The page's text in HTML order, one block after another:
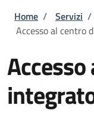
Briciole
Home / Servizi /
Accesso al centro